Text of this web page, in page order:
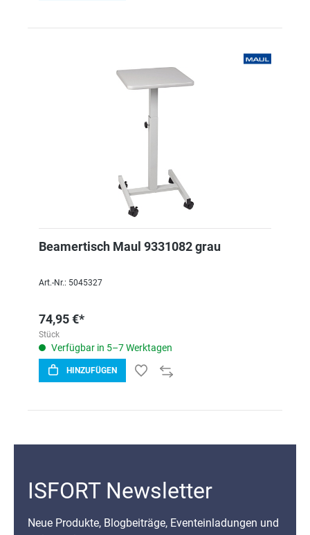
Beamertisch Maul 9331082 grau
Art.-Nr.: 5045327
74,95 €*
Stück
Verfügbar in 5–7 Werktagen
HINZUFÜGEN
ISFORT Newsletter
Neue Produkte, Blogbeiträge, Eventeinladungen und